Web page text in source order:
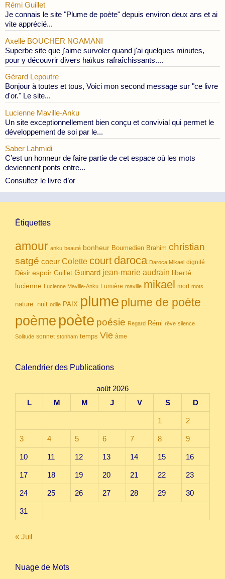
Rémi Guillet
Je connais le site "Plume de poète" depuis environ deux ans et ai
vite apprécié...
Axelle BOUCHER NGAMANI
Superbe site que j'aime survoler quand j'ai quelques minutes,
pour y découvrir divers haïkus rafraîchissants....
Gérard Lepoutre
Bonjour à toutes et tous, Voici mon second message sur "ce livre
d'or." Le site...
Lucienne Maville-Anku
Un site exceptionnellement bien conçu et convivial qui permet le
développement de soi par le...
Saber Lahmidi
C’est un honneur de faire partie de cet espace où les mots
deviennent ponts entre...
Consultez le livre d’or
Étiquettes
amour anku beauté bonheur Boumedien Brahim christian
satgé coeur Colette court daroca Daroca Mikael dignité
Désir espoir Guillet Guinard jean-marie audrain liberté
lucienne Lucienne Maville-Anku Lumière maville mikael mort mots
nature. nuit odile PAIX plume plume de poète
poème poète poésie Regard Rémi rêve silence
Solitude sonnet stonham temps Vie âme
Calendrier des Publications
août 2026
L
M M J V S D
1 2
3 4 5 6 7 8 9
10 11 12 13 14 15 16
17 18 19 20 21 22 23
24 25 26 27 28 29 30
31
« Juil
Nuage de Mots